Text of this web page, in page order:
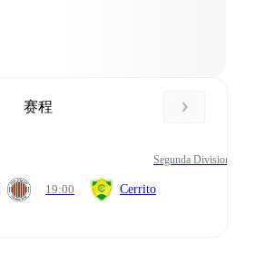
赛程
Segunda Division
19:00 Cerrito